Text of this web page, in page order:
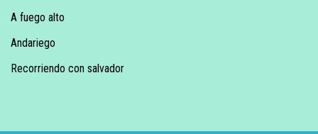
A fuego alto
Andariego
Recorriendo con salvador